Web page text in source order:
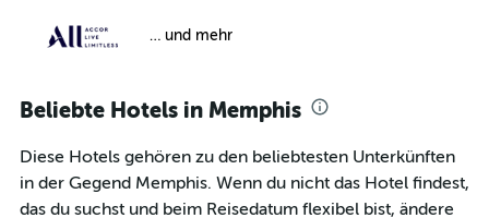
… und mehr
Beliebte Hotels in Memphis
Diese Hotels gehören zu den beliebtesten Unterkünften
in der Gegend Memphis. Wenn du nicht das Hotel findest,
das du suchst und beim Reisedatum flexibel bist, ändere